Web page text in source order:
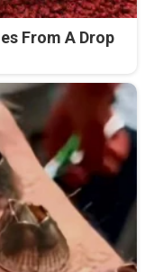
From A Drop